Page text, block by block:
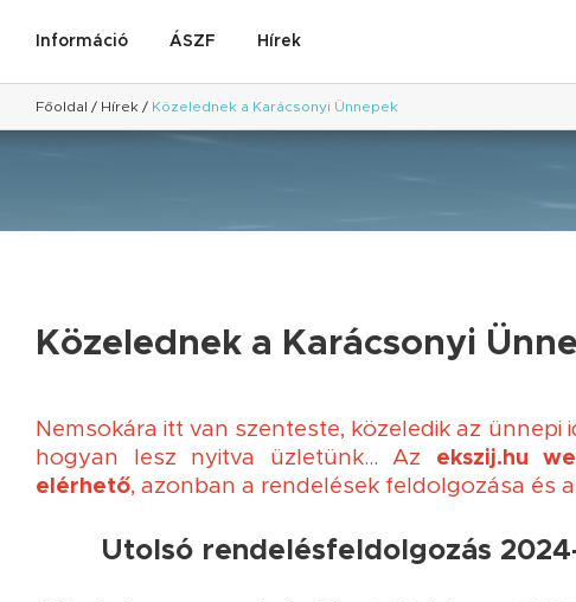
Információ ÁSZF Hírek
Főoldal / Hírek / Közelednek a Karácsonyi Ünnepek
Közelednek a Karácsonyi
Nemsokára itt van szenteste, közeledik az
hogyan lesz nyitva üzletünk...Az ekszij.hu
elérhető, azonban a rendelések feldolgozása és
Utolsó rendelésfeldolgozás